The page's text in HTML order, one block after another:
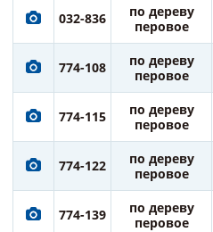
032-836
по дереву
перовое
774-108
по дереву
перовое
774-115
по дереву
перовое
774-122
по дереву
перовое
774-139
по дереву
перовое